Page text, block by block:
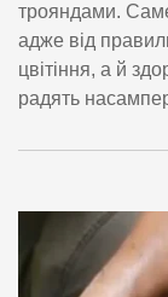
трояндами.
адже від
цвітіння, а й
радять